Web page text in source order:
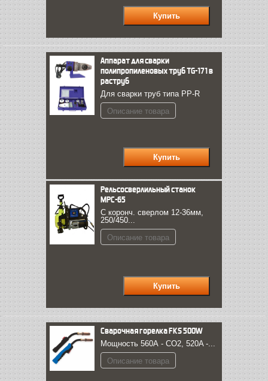
Аппарат для сварки
полипропиленовых труб TG-171 в
раструб
Для сварки труб типа PP-R
Описание товара
Рельсосверлильный станок
МРС-65
С коронч. сверлом 12-36мм,
250/450...
Описание товара
Сварочная горелка FКS 500W
Мощность 560А - CO2, 520A -...
Описание товара